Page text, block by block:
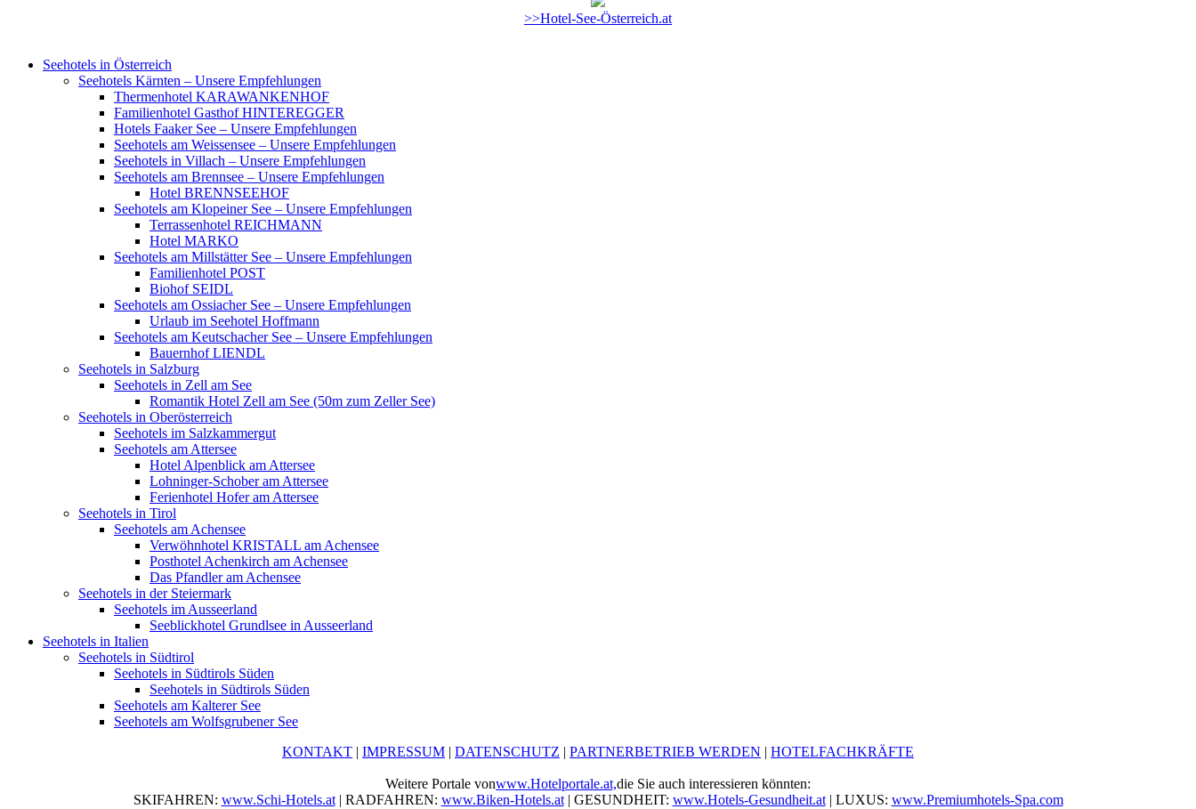
>>Hotel-See-Österreich.at
Seehotels in Österreich
Seehotels Kärnten – Unsere Empfehlungen
Thermenhotel KARAWANKENHOF
Familienhotel Gasthof HINTEREGGER
Hotels Faaker See – Unsere Empfehlungen
Seehotels am Weissensee – Unsere Empfehlungen
Seehotels in Villach – Unsere Empfehlungen
Seehotels am Brennsee – Unsere Empfehlungen
Hotel BRENNSEEHOF
Seehotels am Klopeiner See – Unsere Empfehlungen
Terrassenhotel REICHMANN
Hotel MARKO
Seehotels am Millstätter See – Unsere Empfehlungen
Familienhotel POST
Biohof SEIDL
Seehotels am Ossiacher See – Unsere Empfehlungen
Urlaub im Seehotel Hoffmann
Seehotels am Keutschacher See – Unsere Empfehlungen
Bauernhof LIENDL
Seehotels in Salzburg
Seehotels in Zell am See
Romantik Hotel Zell am See (50m zum Zeller See)
Seehotels in Oberösterreich
Seehotels im Salzkammergut
Seehotels am Attersee
Hotel Alpenblick am Attersee
Lohninger-Schober am Attersee
Ferienhotel Hofer am Attersee
Seehotels in Tirol
Seehotels am Achensee
Verwöhnhotel KRISTALL am Achensee
Posthotel Achenkirch am Achensee
Das Pfandler am Achensee
Seehotels in der Steiermark
Seehotels im Ausseerland
Seeblickhotel Grundlsee in Ausseerland
Seehotels in Italien
Seehotels in Südtirol
Seehotels in Südtirols Süden
Seehotels in Südtirols Süden
Seehotels am Kalterer See
Seehotels am Wolfsgrubener See
KONTAKT | IMPRESSUM | DATENSCHUTZ | PARTNERBETRIEB WERDEN | HOTELFACHKRÄFTE
Weitere Portale vonwww.Hotelportale.at,die Sie auch interessieren könnten:
SKIFAHREN: www.Schi-Hotels.at| RADFAHREN: www.Biken-Hotels.at| GESUNDHEIT: www.Hotels-Gesundheit.at| LUXUS: www.Premiumhotels-Spa.com